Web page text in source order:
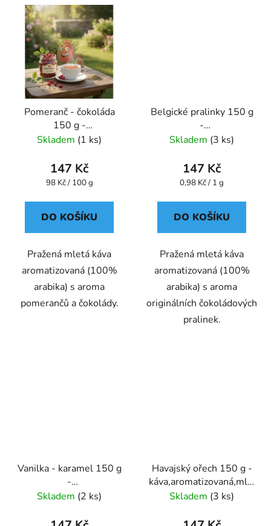
Pomeranč - čokoláda
150 g -
káva,aromatizovaná,mletá
Skladem (1 ks)
147 Kč
Měrná
98 Kč / 100 g
DO KOŠÍKU
Pražená mletá káva
aromatizovaná (100%
arabika) s aroma
pomerančů a čokolády.
Belgické pralinky 150 g
-
káva,aromatizovaná,mletá
Skladem (3 ks)
147 Kč
Měrná
0,98 Kč / 1 g
DO KOŠÍKU
Pražená mletá káva
aromatizovaná (100%
arabika) s aroma
originálních čokoládových
pralinek.
Vanilka - karamel 150 g
-
káva,aromatizovaná,mletá
Skladem (2 ks)
Havajský ořech 150 g -
káva,aromatizovaná,mletá
- Oxalis
Skladem (3 ks)